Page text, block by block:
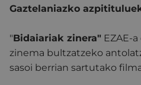
Gaztelaniazko
"Bidaiariak zinera" EZAE-
zinema bultzatzeko
sasoi berrian sartutako